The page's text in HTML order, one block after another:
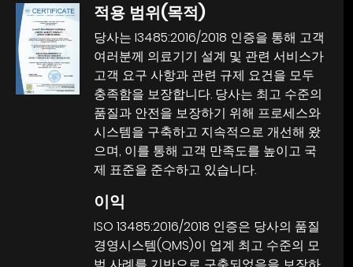
적용 범위(목적)
당사는 I3485:2016/2018 인증을 통해 고객
여러분께 의료기기 설계 및 관련 서비스가
고객 요구 사항과 관련 규제 요건을 모두
충족함을 보장합니다. 당사는 최고 수준의
품질과 안전을 보장하기 위해 프로세스와
시스템을 구축하고 지속적으로 개선해 왔
으며, 이를 통해 고객 만족도를 높이고 국
제 표준을 준수하고 있습니다.
이익
ISO 13485:2016/2018 인증은 당사의 품질
경영시스템(QMS)이 업계 최고 수준의 모